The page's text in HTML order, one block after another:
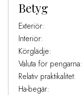
Betyg
Exteriör:
Interiör:
Körglädje:
Valuta för pengarna:
Relativ praktikalitet:
Ha-begär: